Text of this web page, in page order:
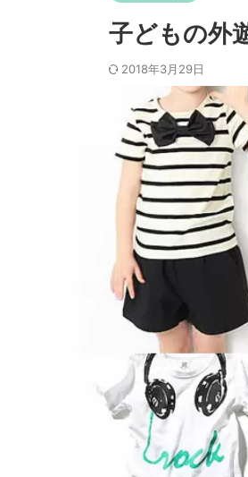
子どもの外
2018年3月29日